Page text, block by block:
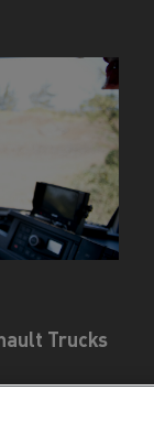
Trucks